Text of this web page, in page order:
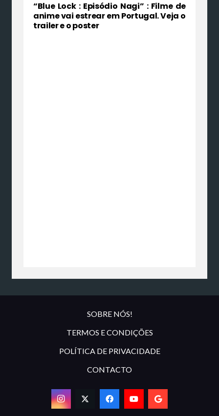
“Blue Lock : Episódio Nagi” : Filme de
anime vai estrear em Portugal. Veja o
trailer e o poster
SOBRE NÓS!
TERMOS E CONDIÇÕES
POLÍTICA DE PRIVACIDADE
CONTACTO